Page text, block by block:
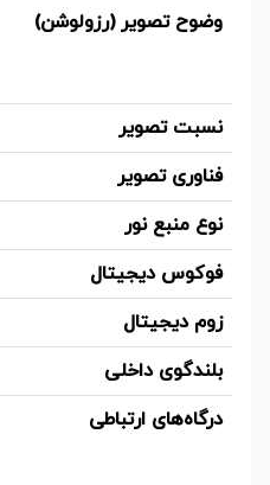
وضوح تصویر (رزولوشن)
نسبت تصویر
فناوری تصویر
نوع منبع نور
فوکوس دیجیتال
زوم دیجیتال
بلندگوی داخلی
درگاه‌های ارتباطی